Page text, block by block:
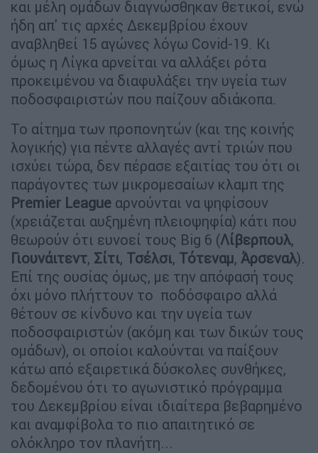
και μέλη ομάδων διαγνώσθηκαν θετικοί, ενώ
ήδη απ' τις αρχές Δεκεμβρίου έχουν
αναβληθεί 15 αγώνες λόγω Covid-19. Κι
όμως η Λίγκα αρνείται να αλλάξει ρότα
προκειμένου να διαφυλάξει την υγεία των
ποδοσφαιριστών που παίζουν αδιάκοπα.
Το αίτημα των προπονητών (και της κοινής
λογικής) για πέντε αλλαγές αντί τριών που
ισχύει τώρα, δεν πέρασε εξαιτίας του ότι οι
παράγοντες των μικρομεσαίων κλαμπ της
Premier League αρνούνται να ψηφίσουν
(χρειάζεται αυξημένη πλειοψηφία) κάτι που
θεωρούν ότι ευνοεί τους Big 6 (Λίβερπουλ,
Γιουνάιτεντ, Σίτι, Τσέλσι, Τότεναμ, Άρσεναλ).
Επί της ουσίας όμως, με την απόφασή τους
όχι μόνο πλήττουν το ποδόσφαιρο αλλά
θέτουν σε κίνδυνο και την υγεία των
ποδοσφαιριστών (ακόμη και των δικών τους
ομάδων), οι οποίοι καλούνται να παίξουν
κάτω από εξαιρετικά δύσκολες συνθήκες,
δεδομένου ότι το αγωνιστικό πρόγραμμα
του Δεκεμβρίου είναι ιδιαίτερα βεβαρημένο
και αναμφίβολα το πιο απαιτητικό σε
ολόκληρο τον πλανήτη...